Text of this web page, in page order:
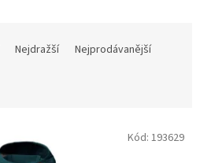
Nejdražší
Nejprodávanější
Kód: 193629